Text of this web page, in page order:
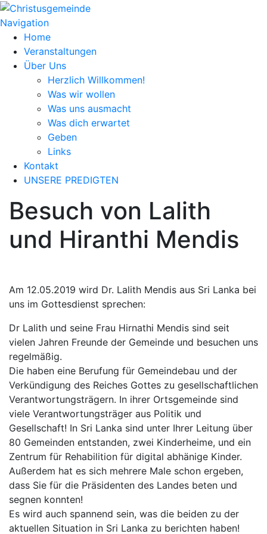
Navigation
Home
Veranstaltungen
Über Uns
Herzlich Willkommen!
Was wir wollen
Was uns ausmacht
Was dich erwartet
Geben
Links
Kontakt
UNSERE PREDIGTEN
Besuch von Lalith
und Hiranthi Mendis
Am 12.05.2019 wird Dr. Lalith Mendis aus Sri Lanka bei
uns im Gottesdienst sprechen:
Dr Lalith und seine Frau Hirnathi Mendis sind seit
vielen Jahren Freunde der Gemeinde und besuchen uns
regelmäßig.
Die haben eine Berufung für Gemeindebau und der
Verkündigung des Reiches Gottes zu gesellschaftlichen
Verantwortungsträgern. In ihrer Ortsgemeinde sind
viele Verantwortungsträger aus Politik und
Gesellschaft! In Sri Lanka sind unter Ihrer Leitung über
80 Gemeinden entstanden, zwei Kinderheime, und ein
Zentrum für Rehabilition für digital abhänige Kinder.
Außerdem hat es sich mehrere Male schon ergeben,
dass Sie für die Präsidenten des Landes beten und
segnen konnten!
Es wird auch spannend sein, was die beiden zu der
aktuellen Situation in Sri Lanka zu berichten haben!